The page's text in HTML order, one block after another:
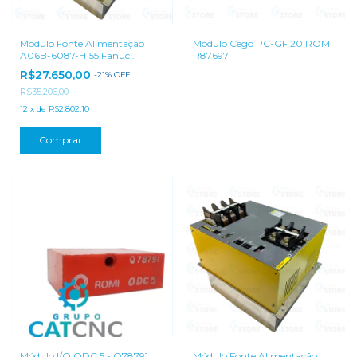
Módulo Fonte Alimentação
A06B-6087-H155 Fanuc
SEMINOVO
R$27.650,00 -21% OFF
R$35.206,00
12 x de R$2.802,10
Módulo Cego PC-GF 20 ROMI
R87697